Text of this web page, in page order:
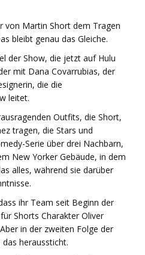
von Martin Short dem Tragen
bleibt genau das Gleiche.
der Show, die jetzt auf Hulu
mit Dana Covarrubias, der
die die
leitet.
Outfits, die Short,
tragen, die Stars und
Serie über drei Nachbarn,
New Yorker Gebäude, in dem
alles, während sie darüber
ihr Team seit Beginn der
Shorts Charakter Oliver
in der zweiten Folge der
heraussticht.